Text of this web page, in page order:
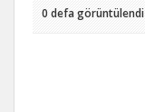
0 defa görüntülendi